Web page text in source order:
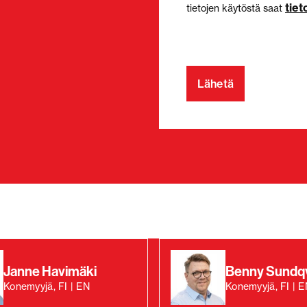
tietojen käytöstä saat
Janne Havimäki
Konemyyjä, FI | EN
Benny
Konemyyjä, FI |